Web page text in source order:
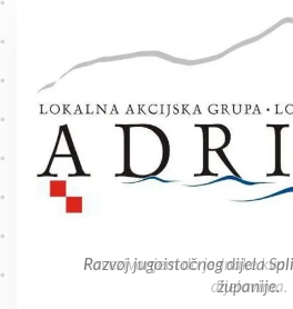
Skip
Povezivanjem do jednake
dijelovima.